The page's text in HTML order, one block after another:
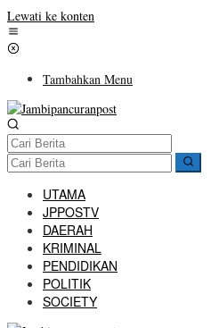
Lewati ke konten
Tambahkan Menu
UTAMA
JPPOSTV
DAERAH
KRIMINAL
PENDIDIKAN
POLITIK
SOCIETY